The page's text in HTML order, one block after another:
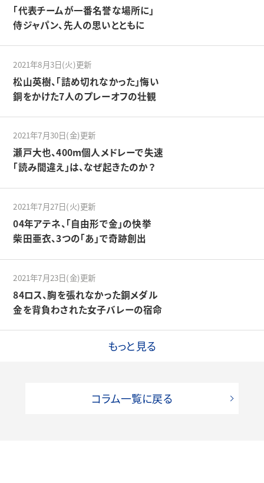
「代表チームが一番名誉な場所に」
侍ジャパン、先人の思いとともに
2021年8月3日(火)更新
松山英樹、「詰め切れなかった」悔い
銅をかけた7人のプレーオフの壮観
2021年7月30日(金)更新
瀬戸大也、400m個人メドレーで失速
「読み間違え」は、なぜ起きたのか？
2021年7月27日(火)更新
04年アテネ、「自由形で金」の快挙
柴田亜衣、3つの「あ」で奇跡創出
2021年7月23日(金)更新
84ロス、胸を張れなかった銅メダル
金を背負わされた女子バレーの宿命
もっと見る
コラム一覧に戻る